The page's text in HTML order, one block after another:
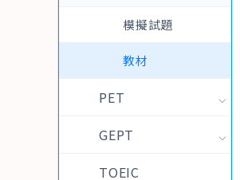
模擬試題
教材
PET
GEPT
TOEIC